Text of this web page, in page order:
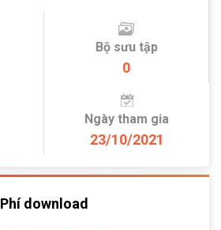
Bộ sưu tập
0
Ngày tham gia
23/10/2021
Phí download